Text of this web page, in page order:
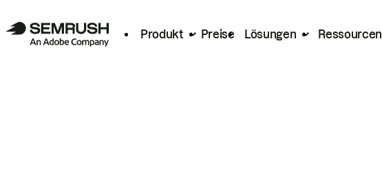
Produkt Preise Lösungen Ressourcen